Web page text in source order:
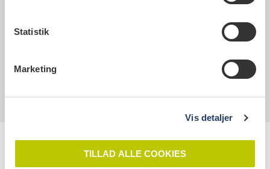
Statistik
Marketing
Vis detaljer
TILLAD ALLE COOKIES